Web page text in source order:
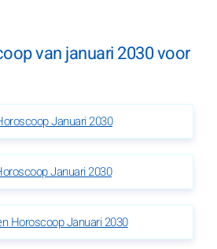
van januari 2030 voor
Januari 2030
Januari 2030
Horoscoop Januari 2030